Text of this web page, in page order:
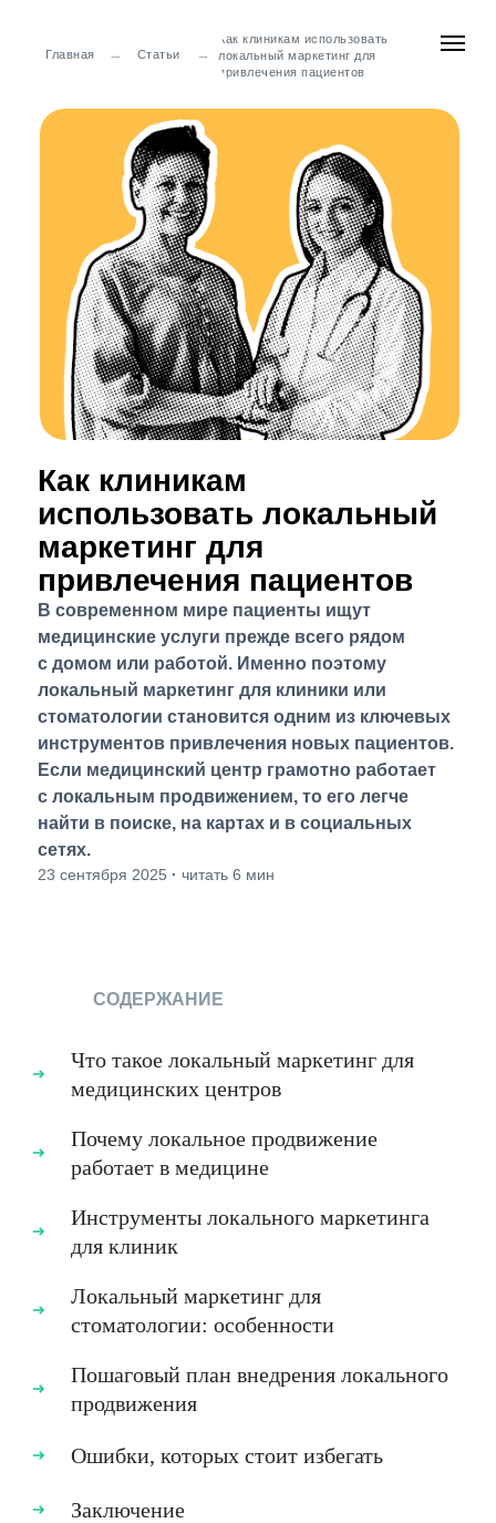
Статьи
Главная →
Как клиникам использовать
локальный маркетинг для
привлечения пациентов
→
Как клиникам
использовать локальный
маркетинг для
привлечения пациентов
В современном мире пациенты ищут
медицинские услуги прежде всего рядом
с домом или работой. Именно поэтому
локальный маркетинг для клиники или
стоматологии становится одним из ключевых
инструментов привлечения новых пациентов.
Если медицинский центр грамотно работает
с локальным продвижением, то его легче
найти в поиске, на картах и в социальных
сетях.
23 сентября 2025 · читать 6 мин
СОДЕРЖАНИЕ
Что такое локальный маркетинг для
медицинских центров
Почему локальное продвижение
работает в медицине
Инструменты локального маркетинга
для клиник
Локальный маркетинг для
стоматологии: особенности
Пошаговый план внедрения локального
продвижения
Ошибки, которых стоит избегать
Заключение